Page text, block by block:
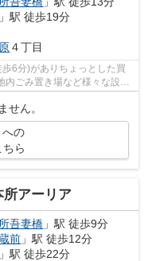
」駅 徒歩19分
４丁目
6分)がありちょっとした買
内ごみ置き場など様々な設備
せん。
への
ら
所アーリア
吾妻橋 」駅 徒歩9分
前 」駅 徒歩12分
」駅 徒歩22分